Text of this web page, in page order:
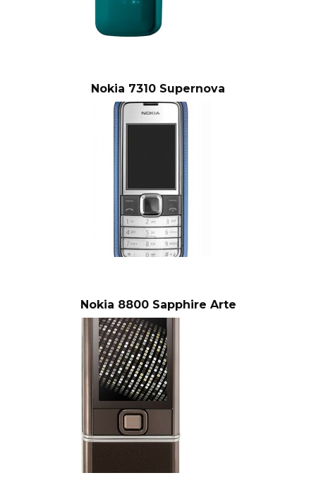
Nokia 7310 Supernova
Nokia 8800 Sapphire Arte